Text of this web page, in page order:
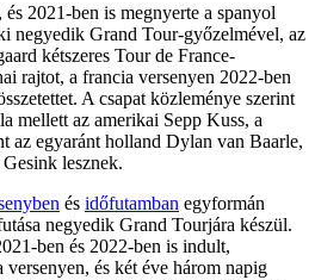
2021-ben is megnyerte a spanyol
negyedik Grand Tour-győzelmével, az
kétszeres Tour de France-
rajtot, a francia versenyen 2022-ben
A csapat közleménye szerint
mellett az amerikai Sepp Kuss, a
az egyaránt holland Dylan van Baarle,
lesznek.
és időfutamban egyformán
negyedik Grand Tourjára készül.
ben és 2022-ben is indult,
és két éve három napig